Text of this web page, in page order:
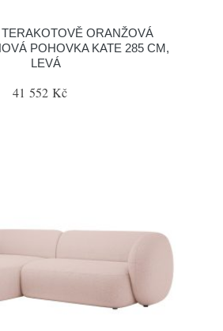
ORANŽOVÁ
POHOVKA KATE 285 CM,
LEVÁ
41 552 Kč